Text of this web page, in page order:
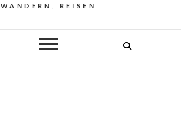
WANDERN, REISEN